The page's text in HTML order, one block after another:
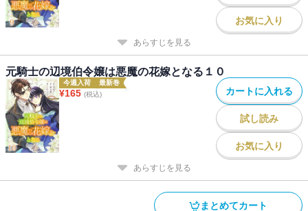
お気に入り
あらすじを見る
元騎士の辺境伯令嬢は悪魔の花嫁となる１０
今週入荷 最新巻
¥165 (税込) カートに入れる
試し読み
お気に入り
あらすじを見る
まとめてカート